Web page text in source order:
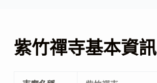
紫竹禪寺基本資訊